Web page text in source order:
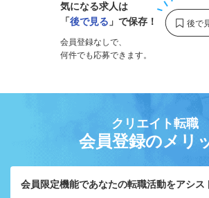
気になる求人は
「後で見る 」で保存！
会員登録なしで、
何件でも応募できます。
クリエイト転職
会員登録のメリ
会員限定機能であなたの転職活動をアシス